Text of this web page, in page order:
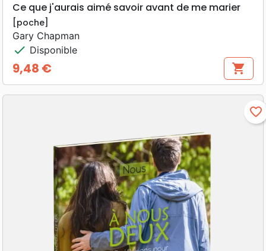
Ce que j'aurais aimé savoir avant de me marier
[poche]
Gary Chapman
check Disponible
Prix
9,48 € shopping_cart
favorite_border